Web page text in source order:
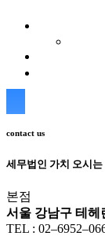
contact us
세무법인 가치 오시는
본점
서울 강남구 테헤
TEL :